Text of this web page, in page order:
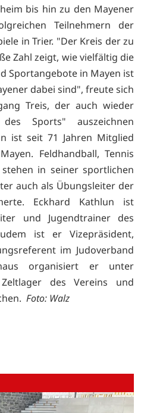
bis hin zu den Mayener
Teilnehmern der
in Trier. "Der Kreis der zu
Zahl zeigt, wie vielfältig die
Sportangebote in Mayen ist
dabei sind", freute sich
Treis, der auch wieder
Sports" auszeichnen
ist seit 71 Jahren Mitglied
Feldhandball, Tennis
in seiner sportlichen
auch als Übungsleiter der
Eckhard Kathlun ist
und Jugendtrainer des
ist er Vizepräsident,
im Judoverband
organisiert er unter
des Vereins und
Foto: Walz